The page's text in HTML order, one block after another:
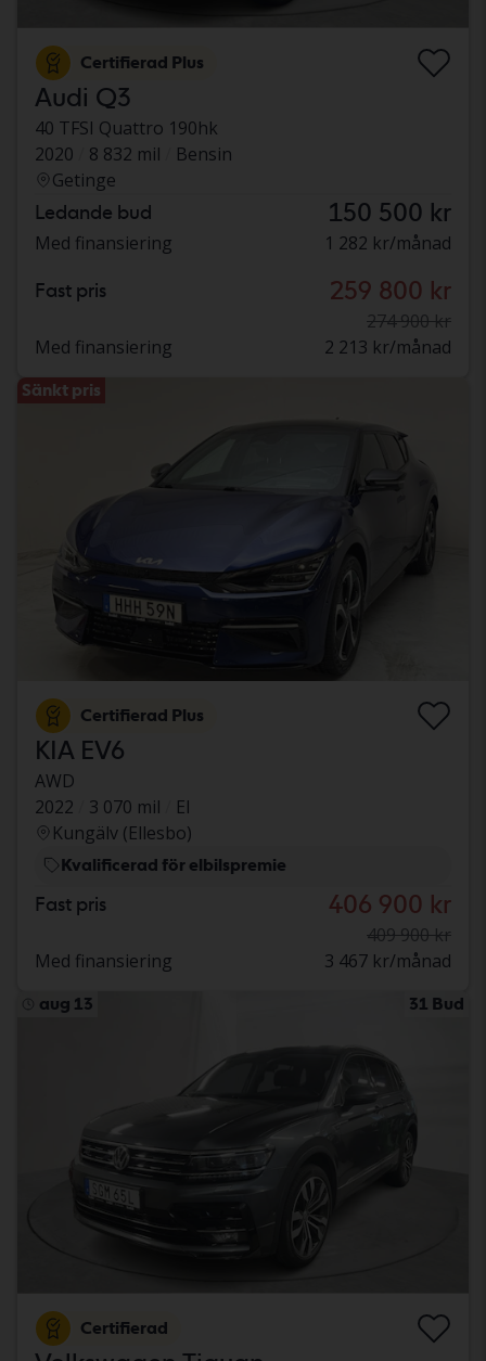
Certifierad Plus
Audi Q3
40 TFSI Quattro 190hk
2020
8 832 mil
Bensin
Getinge
Ledande bud 150 500 kr
Med finansiering 1 282 kr/månad
Fast pris 259 800 kr
274 900 kr
Med finansiering
2 213 kr/månad
Sänkt pris
Certifierad Plus
KIA EV6
AWD
2022
3 070 mil
El
Kungälv (Ellesbo)
Kvalificerad för elbilspremie
Fast pris 406 900 kr
409 900 kr
Med finansiering
3 467 kr/månad
aug 13 31 Bud
Certifierad